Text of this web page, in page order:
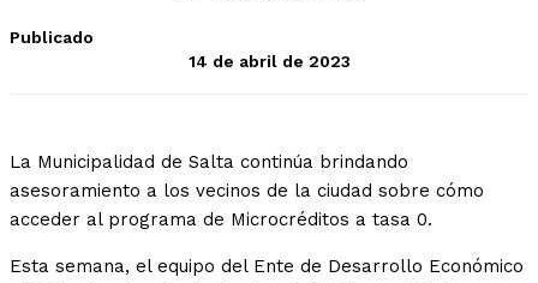
Publicado
14 de abril de 2023
La Municipalidad de Salta continúa brindando
asesoramiento a los vecinos de la ciudad sobre cómo
acceder al programa de Microcréditos a tasa 0.
Esta semana, el equipo del Ente de Desarrollo Económico